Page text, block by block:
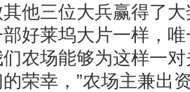
他三位大兵赢得了
好莱坞大片一样，
农场能够为这样一
荣幸，”农场主兼出